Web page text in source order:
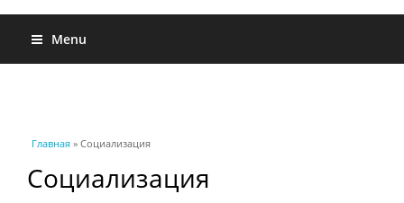
Menu
Вы здесь
Главная » Социализация
Социализация